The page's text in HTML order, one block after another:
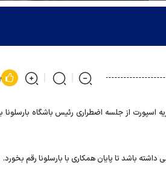
اسپورت از جلسه اضطراری رئیس باشگاه بارسلونا
باشد تا پایان همکاری با بارسلونا رقم بخورد.